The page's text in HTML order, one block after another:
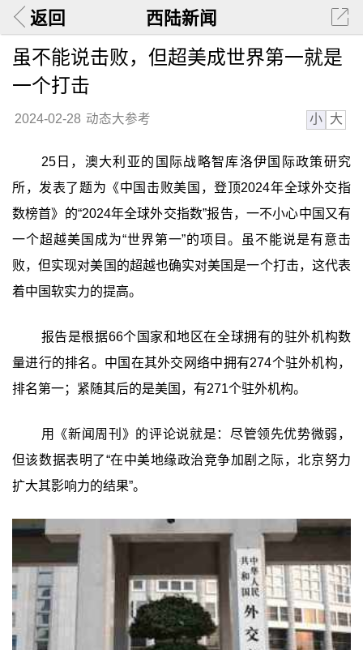
返回 西陆新闻
虽不能说击败，但超美成世界第一就是
一个打击
2024-02-28 动态大参考 小 大
25日，澳大利亚的国际战略智库洛伊国际政策研究
所，发表了题为《中国击败美国，登顶2024年全球外交指
数榜首》的“2024年全球外交指数”报告，一不小心中国又有
一个超越美国成为“世界第一”的项目。虽不能说是有意击
败，但实现对美国的超越也确实对美国是一个打击，这代表
着中国软实力的提高。
报告是根据66个国家和地区在全球拥有的驻外机构数
量进行的排名。中国在其外交网络中拥有274个驻外机构，
排名第一；紧随其后的是美国，有271个驻外机构。
用《新闻周刊》的评论说就是：尽管领先优势微弱，
但该数据表明了“在中美地缘政治竞争加剧之际，北京努力
扩大其影响力的结果”。